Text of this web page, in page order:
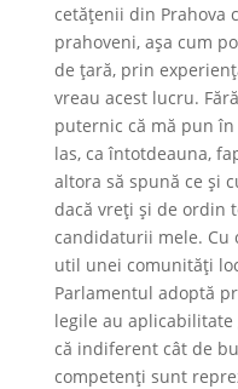
cetățenii din Prahova
prahoveni, așa cum
de țară, prin
vreau acest lucru.
puternic că mă pun
las, ca întotdeauna,
altora să spună ce și
dacă vreți și de ordin
candidaturii mele. Cu
util unei comunități
Parlamentul adoptă
legile au
că indiferent cât de
competenți sunt